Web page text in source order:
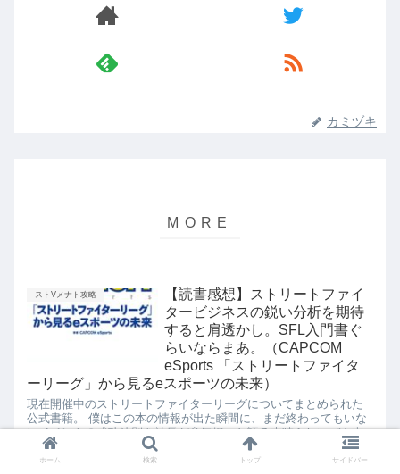
カミヅキ
ストVメナト攻略
【読書感想】ストリートファイ
タービジネスの鋭い分析を期待
すると肩透かし。SFL入門書ぐ
らいならまあ。（CAPCOM
eSports 「ストリートファイタ
ーリーグ」から見るeスポーツの未来）
現在開催中のストリートファイターリーグについてまとめられた
公式書籍。 僕はこの本の情報が出た瞬間に、まだ終わってもいな
いイベントの成功法則を社長が意気揚々と語る素晴らしいバカ本
だと思ったのですが、読んでみると思った以上にまともでした
ね。 我...
ホーム 検索 トップ サイドバー